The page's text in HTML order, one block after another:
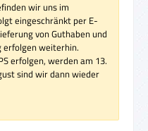
wir uns im
eingeschränkt per E-
von Guthaben und
erfolgen weiterhin.
erfolgen, werden am 13.
sind wir dann wieder